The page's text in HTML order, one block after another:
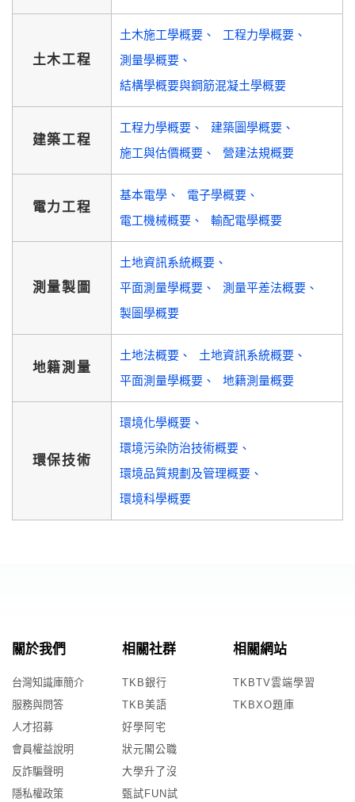
土木工程
土木施工學概要
工程力學概要
測量學概要
結構學概要與鋼筋混凝土學概要
建築工程
工程力學概要
建築圖學概要
施工與估價概要
營建法規概要
電力工程
基本電學
電子學概要
電工機械概要
輸配電學概要
測量製圖
土地資訊系統概要
平面測量學概要
測量平差法概要
製圖學概要
地籍測量
土地法概要
土地資訊系統概要
平面測量學概要
地籍測量概要
環保技術
環境化學概要
環境污染防治技術概要
環境品質規劃及管理概要
環境科學概要
關於我們
台灣知識庫簡介
服務與問答
人才招募
會員權益說明
反詐騙聲明
隱私權政策
相關社群
TKB銀行
TKB美語
好學阿宅
狀元閣公職
大學升了沒
甄試FUN試
相關網站
TKBTV雲端學習
TKBXO題庫